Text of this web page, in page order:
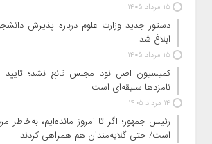
15 مرداد 1405
دستور جدید وزارت علوم درباره پذیرش
ابلاغ شد
15 مرداد 1405
کمیسیون اصل نود مجلس قانع نشد؛ تایید
نامزدها سلیقه‌ای است
14 مرداد 1405
رئیس‌ جمهور؛ اگر تا امروز مانده‌ایم، به‌خاطر
است/ حتی گلایه‌مندان هم همراهی کردند